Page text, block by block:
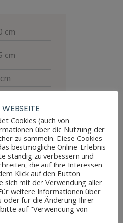
cm
cm
voll
aber
Cookies (auch von
über die Nutzung der
zu sammeln. Diese Cookies
bestmögliche Online-Erlebnis
ständig zu verbessern und
die auf Ihre Interessen
Klick auf den Button
sich mit der Verwendung aller
weitere Informationen über
oder für die Änderung Ihrer
auf "Verwendung von